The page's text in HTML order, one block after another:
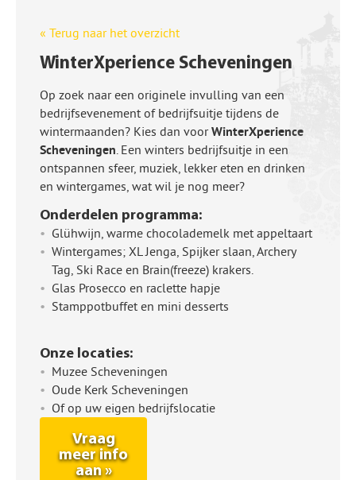
« Terug naar het overzicht
WinterXperience Scheveningen
Op zoek naar een originele invulling van een
bedrijfsevenement of bedrijfsuitje tijdens de
wintermaanden? Kies dan voorWinterXperience
Scheveningen . Een winters bedrijfsuitje in een
ontspannen sfeer, muziek, lekker eten en drinken
en wintergames, wat wil je nog meer?
Onderdelen programma:
Glühwijn, warme chocolademelk met appeltaart
Wintergames; XL Jenga, Spijker slaan, Archery
Tag, Ski Race en Brain(freeze) krakers.
Glas Prosecco en raclette hapje
Stamppotbuffet en mini desserts
Onze locaties:
Muzee Scheveningen
Oude Kerk Scheveningen
Of op uw eigen bedrijfslocatie
Vraag
meer info
aan »